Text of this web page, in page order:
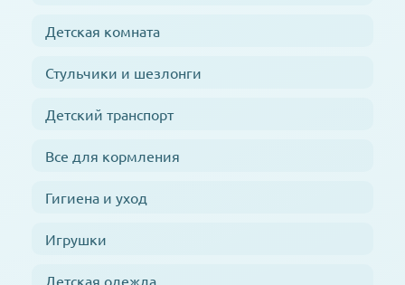
Детская комната
Стульчики и шезлонги
Детский транспорт
Все для кормления
Гигиена и уход
Игрушки
Детская одежда